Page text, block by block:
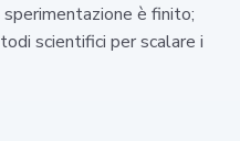
è finito;
scientifici per scalare i